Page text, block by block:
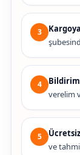
3
4 Bildirim
verelim
5
ve